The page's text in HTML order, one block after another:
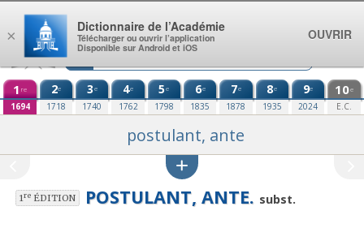
Aller au contenu
1 re
1694
2e
1718
3e
1740
4e
1762
5e
1798
6e
1835
7e
1878
8e
1935
9e
2024
10e
E.C.
postulant, ante
1reÉDITION POSTULANT, ANTE. subst.
×
Dictionnaire de l’Académie
Télécharger ou ouvrir l’application
Disponible sur Android et iOS
OUVRIR